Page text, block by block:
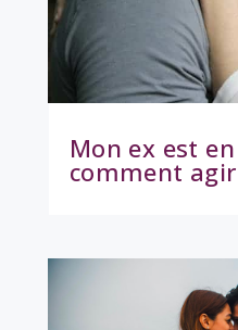
Mon ex est
comment